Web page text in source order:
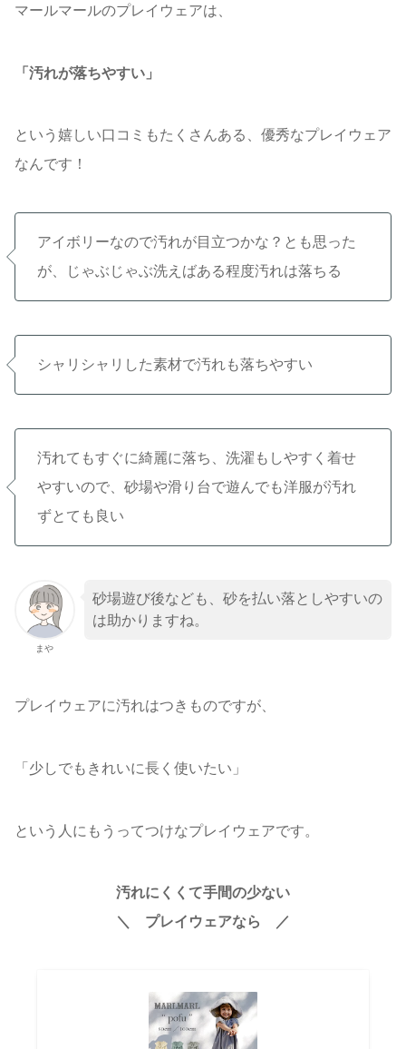
マールマールのプレイウェアは、
「汚れが落ちやすい」
という嬉しい口コミもたくさんある、優秀なプレイウェア
なんです！
アイボリーなので汚れが目立つかな？とも思った
が、じゃぶじゃぶ洗えばある程度汚れは落ちる
シャリシャリした素材で汚れも落ちやすい
汚れてもすぐに綺麗に落ち、洗濯もしやすく着せ
やすいので、砂場や滑り台で遊んでも洋服が汚れ
ずとても良い
まや
砂場遊び後なども、砂を払い落としやすいの
は助かりますね。
プレイウェアに汚れはつきものですが、
「少しでもきれいに長く使いたい」
という人にもうってつけなプレイウェアです。
汚れにくくて手間の少ない
＼ プレイウェアなら ／